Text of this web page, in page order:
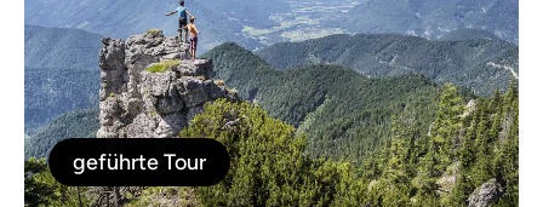
geführte Tour